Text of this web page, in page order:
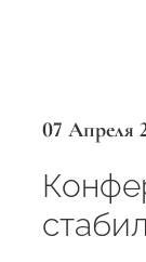
07 Апреля